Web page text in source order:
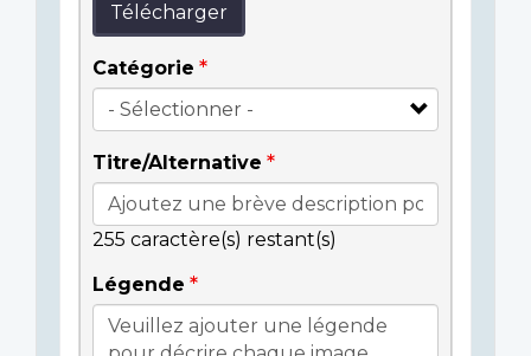
Télécharger
Catégorie
Titre/Alternative
255 caractère(s) restant(s)
Légende